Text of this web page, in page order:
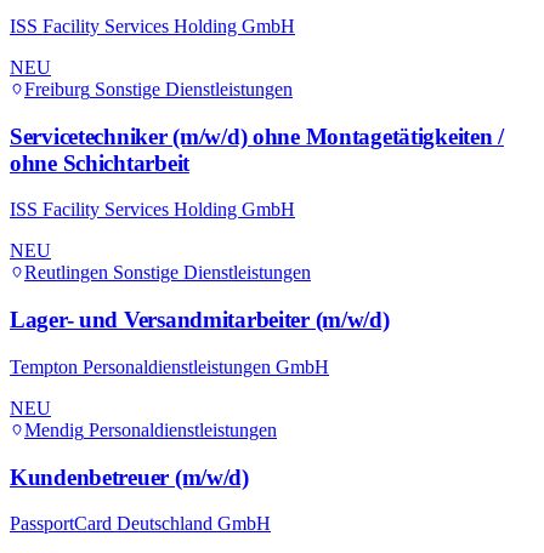
ISS Facility Services Holding GmbH
NEU
Freiburg Sonstige Dienstleistungen
Servicetechniker (m/w/d) ohne Montagetätigkeiten /
ohne Schichtarbeit
ISS Facility Services Holding GmbH
NEU
Reutlingen Sonstige Dienstleistungen
Lager- und Versandmitarbeiter (m/w/d)
Tempton Personaldienstleistungen GmbH
NEU
Mendig Personaldienstleistungen
Kundenbetreuer (m/w/d)
PassportCard Deutschland GmbH